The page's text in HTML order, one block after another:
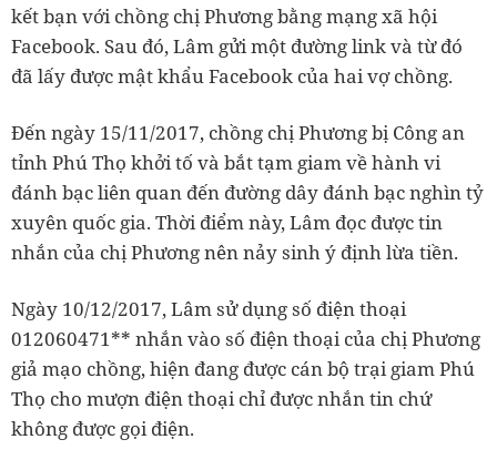
kết bạn với chồng chị Phương bằng mạng xã hội
Facebook. Sau đó, Lâm gửi một đường link và từ đó
đã lấy được mật khẩu Facebook của hai vợ chồng.
Đến ngày 15/11/2017, chồng chị Phương bị Công an
tỉnh Phú Thọ khởi tố và bắt tạm giam về hành vi
đánh bạc liên quan đến đường dây đánh bạc nghìn tỷ
xuyên quốc gia. Thời điểm này, Lâm đọc được tin
nhắn của chị Phương nên nảy sinh ý định lừa tiền.
Ngày 10/12/2017, Lâm sử dụng số điện thoại
012060471** nhắn vào số điện thoại của chị Phương
giả mạo chồng, hiện đang được cán bộ trại giam Phú
Thọ cho mượn điện thoại chỉ được nhắn tin chứ
không được gọi điện.